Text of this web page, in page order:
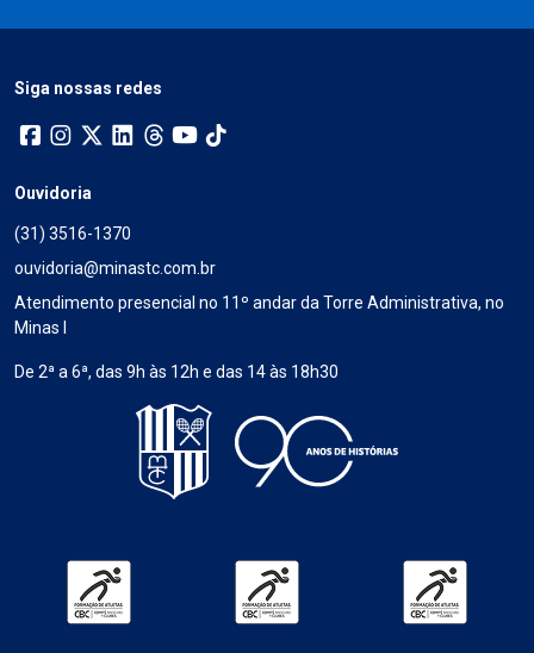
Siga nossas redes
Ouvidoria
(31) 3516-1370
ouvidoria@minastc.com.br
Atendimento presencial no 11º andar da Torre Administrativa, no
Minas I
De 2ª a 6ª, das 9h às 12h e das 14 às 18h30